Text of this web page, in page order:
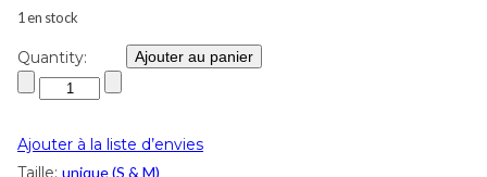
1 en stock
Quantity: Ajouter au panier
Ajouter à la liste d’envies
Taille: unique (S & M)